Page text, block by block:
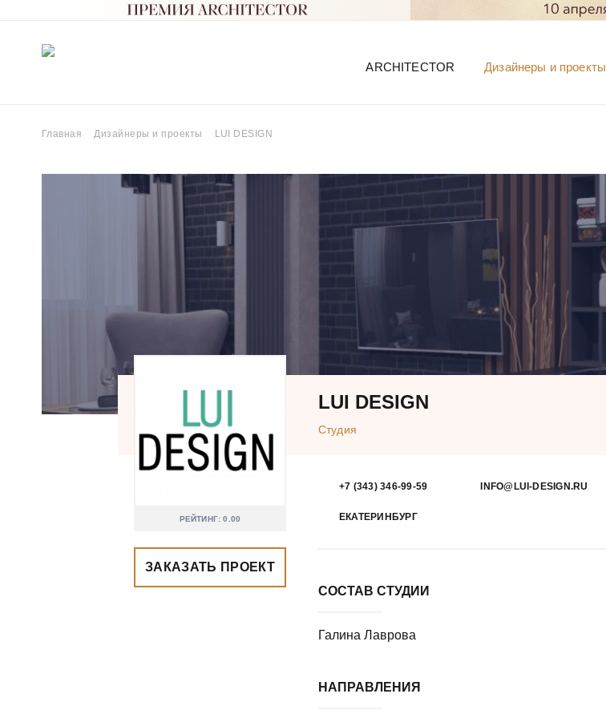
ARCHITECTOR Дизайнеры и проекты
Главная Дизайнеры и проекты LUI DESIGN
РЕЙТИНГ: 0.00
LUI DESIGN
Студия
ЗАКАЗАТЬ ПРОЕКТ
+7 (343) 346-99-59 INFO@LUI-DESIGN.RU
ЕКАТЕРИНБУРГ
СОСТАВ СТУДИИ
Галина Лаврова
НАПРАВЛЕНИЯ